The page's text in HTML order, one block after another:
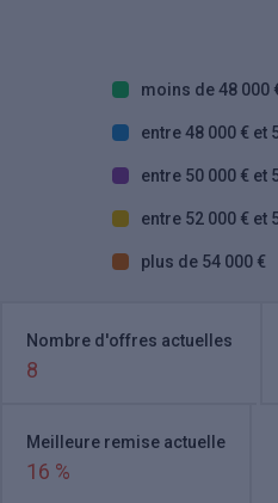
moins de 48 000
entre 48 000 € et
entre 50 000 € et
entre 52 000 € et
plus de 54 000 €
Nombre d'offres actuelles
8
Meilleure remise actuelle
16 %